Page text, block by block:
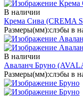
В наличии
Крема Сива (CREMA
Размеры(мм):слэбы в
В наличии
Аваланч Бруно
Размеры(мм):слэбы в